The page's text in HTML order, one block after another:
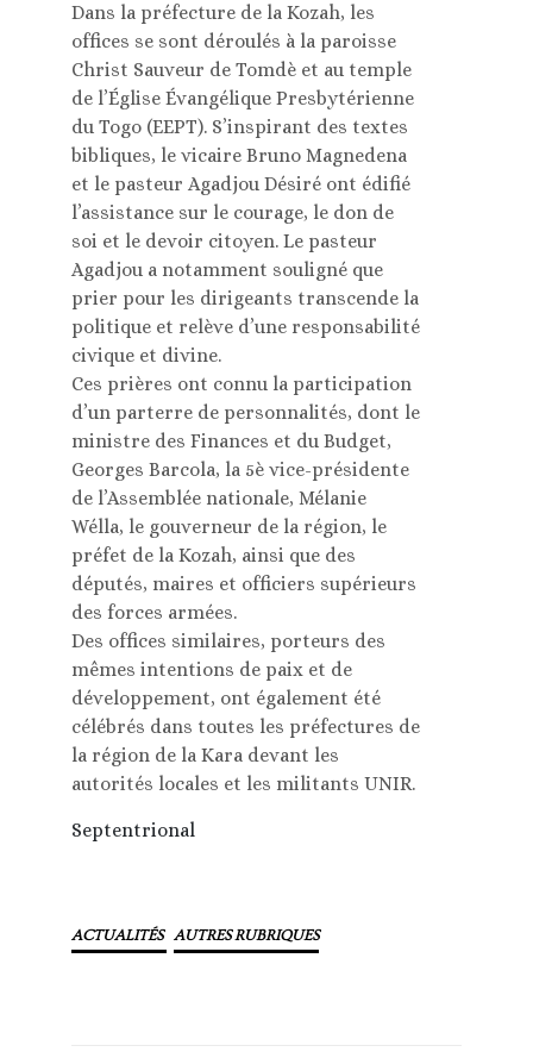
Dans la préfecture de la Kozah, les
offices se sont déroulés à la paroisse
Christ Sauveur de Tomdè et au temple
de l’Église Évangélique Presbytérienne
du Togo (EEPT). S’inspirant des textes
bibliques, le vicaire Bruno Magnedena
et le pasteur Agadjou Désiré ont édifié
l’assistance sur le courage, le don de
soi et le devoir citoyen. Le pasteur
Agadjou a notamment souligné que
prier pour les dirigeants transcende la
politique et relève d’une responsabilité
civique et divine.
Ces prières ont connu la participation
d’un parterre de personnalités, dont le
ministre des Finances et du Budget,
Georges Barcola, la 5è vice-présidente
de l’Assemblée nationale, Mélanie
Wélla, le gouverneur de la région, le
préfet de la Kozah, ainsi que des
députés, maires et officiers supérieurs
des forces armées.
Des offices similaires, porteurs des
mêmes intentions de paix et de
développement, ont également été
célébrés dans toutes les préfectures de
la région de la Kara devant les
autorités locales et les militants UNIR.
Septentrional
ACTUALITÉS AUTRES RUBRIQUES